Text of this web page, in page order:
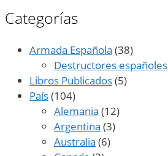
Categorías
Armada Española (38)
Destructores españoles
Libros Publicados(5)
País(104)
Alemania (12)
Argentina (3)
Australia (6)